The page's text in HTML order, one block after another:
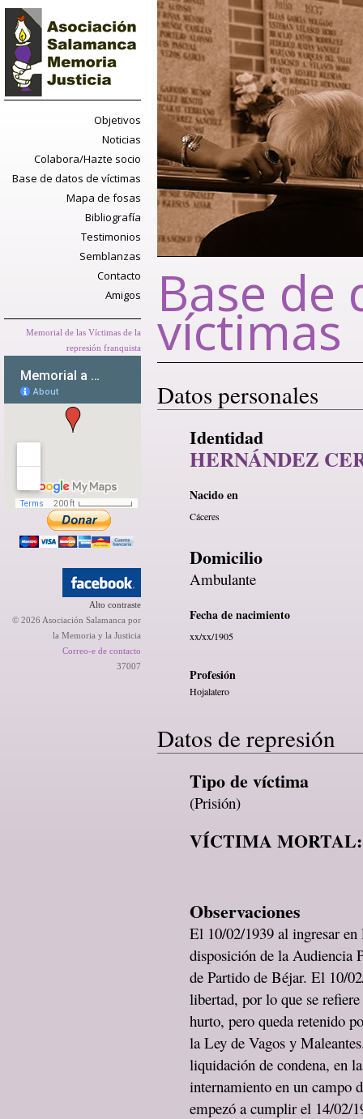
Objetivos
Noticias
Colabora/Hazte socio
Base de datos de víctimas
Mapa de fosas
Bibliografía
Testimonios
Semblanzas
Contacto
Amigos
Memorial de las Víctimas de la
represión franquista
Alto contraste
© 2026 Asociación Salamanca por
la Memoria y la Justicia
Correo-e de contacto
37007
Base de
víctimas
Datos personales
Identidad
HERNÁNDEZ
Nacido en
Cáceres
Domicilio
Ambulante
Fecha de nacimiento
xx/xx/1905
Profesión
Hojalatero
Datos de represión
Tipo de víctima
(Prisión)
VÍCTIMA MORTAL:
Observaciones
El 10/02/1939 al ingresar
disposición de la Audiencia
de Partido de Béjar. El 10/
libertad, por lo que se
hurto, pero queda retenido
la Ley de Vagos y
liquidación de condena, en
internamiento en un campo
empezó a cumplir el 14/02/